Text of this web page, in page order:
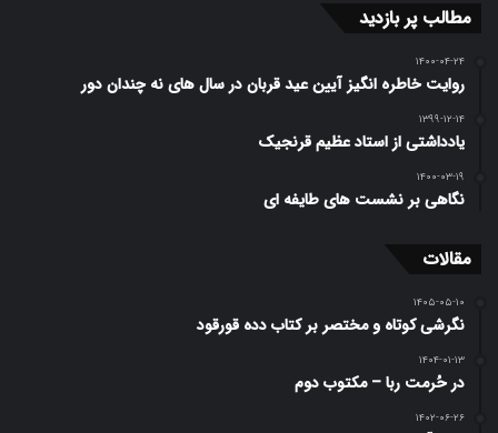
مطالب پر بازدید
۱۴۰۰-۰۴-۲۴
روایت خاطره انگیز آیین عید قربان در سال های نه چندان دور
۱۳۹۹-۱۲-۱۴
یادداشتی از استاد عظیم قرنجیک
۱۴۰۰-۰۳-۱۹
نگاهی بر نشست های طایفه ای
مقالات
۱۴۰۵-۰۵-۱۰
نگرشی کوتاه و مختصر بر کتاب دده قورقود
۱۴۰۴-۰۱-۱۳
در حُرمت ربا – مکتوب دوم
۱۴۰۲-۰۶-۲۶